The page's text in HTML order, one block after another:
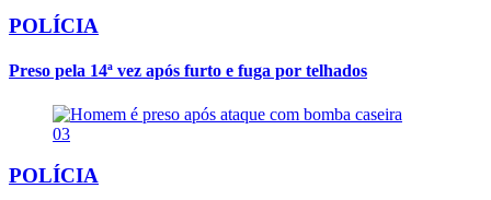
POLÍCIA
Preso pela 14ª vez após furto e fuga por telhados
03
POLÍCIA